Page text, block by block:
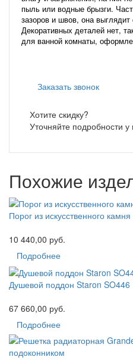
пыль или водные брызги.
зазоров и швов, она
Декоративных деталей нет,
для ванной комнаты,
Заказать звонок
Хотите скидку?
Уточняйте подробности
Похожие
Порог из искусственного
10 440,00 руб.
Подробнее
Душевой поддон Staron SO446
67 660,00 руб.
Подробнее